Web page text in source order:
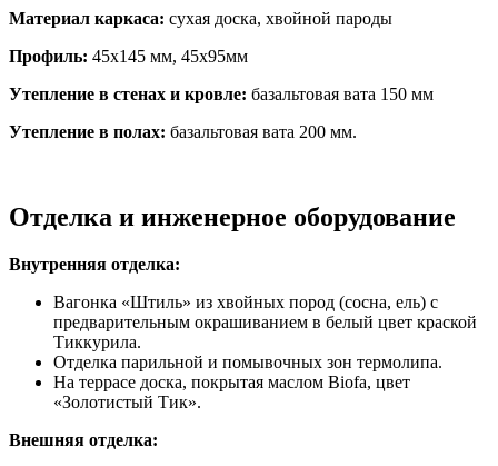
Материал каркаса: сухая доска, хвойной пароды
Профиль: 45х145 мм, 45х95мм
Утепление в стенах и кровле: базальтовая вата 150 мм
Утепление в полах: базальтовая вата 200 мм.
Отделка и инженерное оборудование
Внутренняя отделка:
Вагонка «Штиль» из хвойных пород (сосна, ель) с
предварительным окрашиванием в белый цвет краской
Тиккурила.
Отделка парильной и помывочных зон термолипа.
На террасе доска, покрытая маслом Biofa, цвет
«Золотистый Тик».
Внешняя отделка: